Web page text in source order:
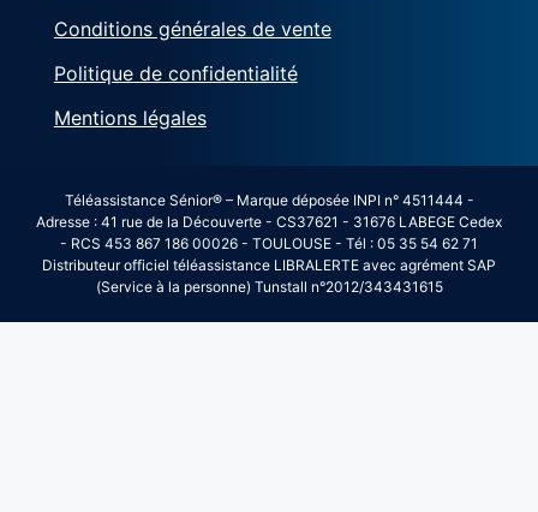
Conditions générales de vente
Politique de confidentialité
Mentions légales
Téléassistance Sénior® – Marque déposée INPI n° 4511444 -
Adresse : 41 rue de la Découverte - CS37621 - 31676 LABEGE Cedex
- RCS 453 867 186 00026 - TOULOUSE - Tél : 05 35 54 62 71
Distributeur officiel téléassistance LIBRALERTE avec agrément SAP
(Service à la personne) Tunstall n°2012/343431615